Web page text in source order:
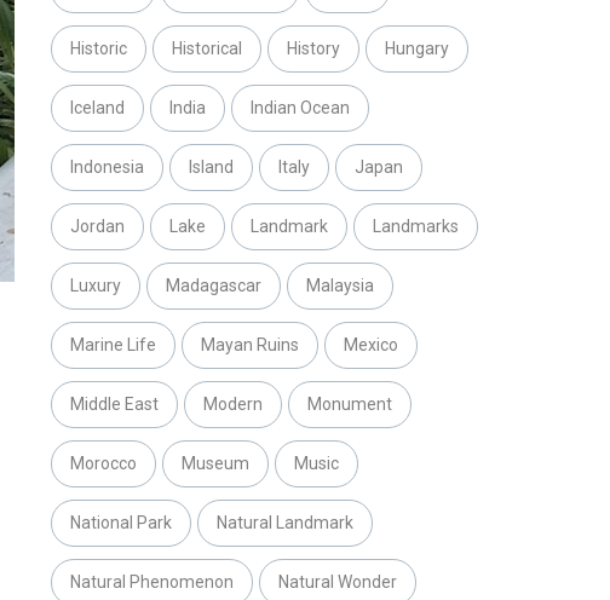
Historic Historical History Hungary
Iceland India Indian Ocean
Indonesia Island Italy Japan
Jordan Lake Landmark Landmarks
Luxury Madagascar Malaysia
Marine Life Mayan Ruins Mexico
Middle East Modern Monument
Morocco Museum Music
National Park Natural Landmark
Natural Phenomenon Natural Wonder